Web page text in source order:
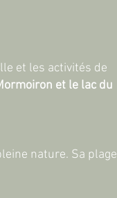
et les activités de
et le lac du
nature. Sa plage